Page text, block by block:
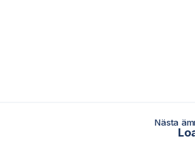
Nästa